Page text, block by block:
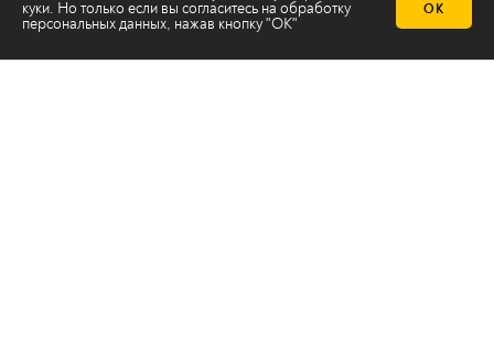
куки. Но только если вы согласитесь на обработку
персональных данных, нажав кнопку "ОК"
ОК